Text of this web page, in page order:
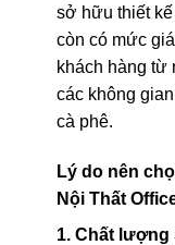
sở hữu thiết kế
còn có mức
khách hàng từ
các không
cà phê.
Lý do nên
Nội Thất
1. Chất lượng